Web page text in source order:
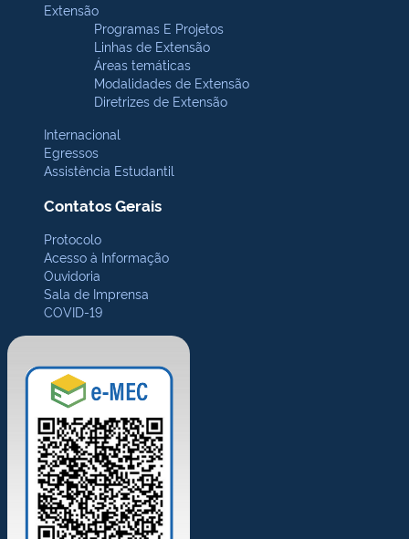
Extensão
Programas E Projetos
Linhas de Extensão
Áreas temáticas
Modalidades de Extensão
Diretrizes de Extensão
Internacional
Egressos
Assistência Estudantil
Contatos Gerais
Protocolo
Acesso à Informação
Ouvidoria
Sala de Imprensa
COVID-19